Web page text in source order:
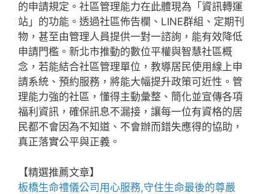
的申請規定。社區管理能力在此體現為「資訊轉運
站」的功能。透過社區佈告欄、LINE群組、定期刊
物，甚至由管理人員提供一對一諮詢，能有效降低
申請門檻。新北市推動的數位平權與智慧社區概
念，若能結合社區管理單位，教導居民使用線上申
請系統、預約服務，將能大幅提升政策可近性。管
理能力強的社區，懂得主動彙整、簡化並宣傳各項
福利資訊，確保訊息不漏接，讓每一位有資格的居
民都不會因為不知道、不會辦而錯失應得的協助，
真正落實公平與正義。
【精選推薦文章】
板橋生命禮儀公司 用心服務,守住生命最後的尊嚴